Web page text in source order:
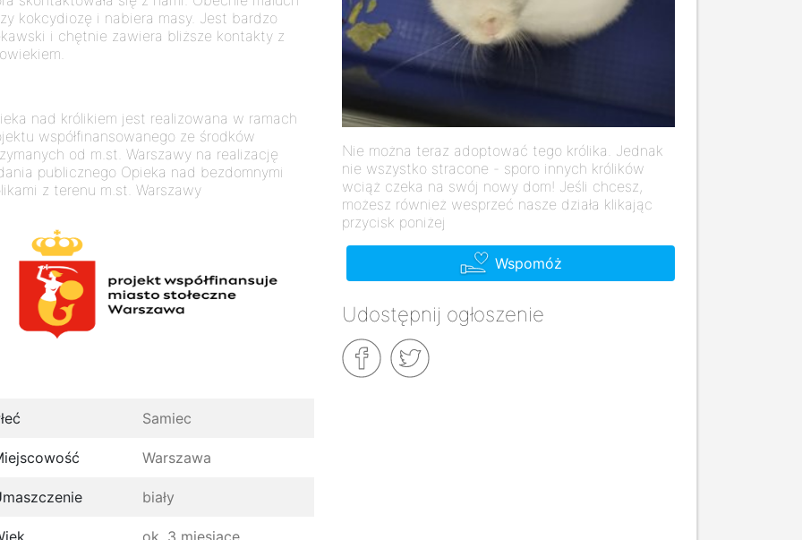
kokcydiozę i nabiera masy. Jest bardzo
i chętnie zawiera bliższe kontakty z
nad królikiem jest realizowana w ramach
współfinansowanego ze środków
od m.st. Warszawy na realizację
publicznego Opieka nad bezdomnymi
z terenu m.st. Warszawy
Samiec
Warszawa
biały
ok. 3 miesiące
Nie można teraz adoptować tego królika. Jednak
nie wszystko stracone - sporo innych królików
wciąż czeka na swój nowy dom! Jeśli chcesz,
możesz również wesprzeć nasze działa klikając
przycisk poniżej
Wspomóż
Udostępnij ogłoszenie